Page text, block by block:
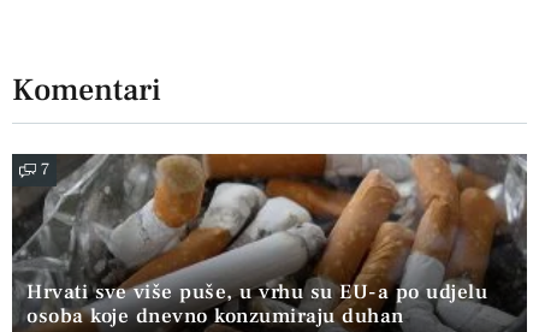
Komentari
7
Hrvati sve više puše, u vrhu su EU-a po udjelu
osoba koje dnevno konzumiraju duhan